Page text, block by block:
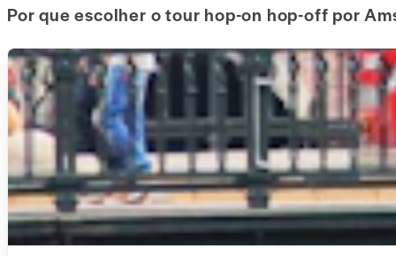
Por que escolher o tour hop-on hop-off por